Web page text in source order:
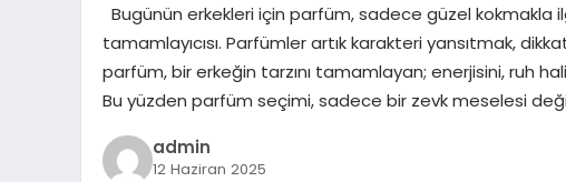
Bugünün erkekleri için parfüm, sadece güzel kokmakla
tamamlayıcısı. Parfümler artık karakteri yansıtmak,
parfüm, bir erkeğin tarzını tamamlayan; enerjisini, ruh
Bu yüzden parfüm seçimi, sadece bir zevk meselesi
admin
12 Haziran 2025